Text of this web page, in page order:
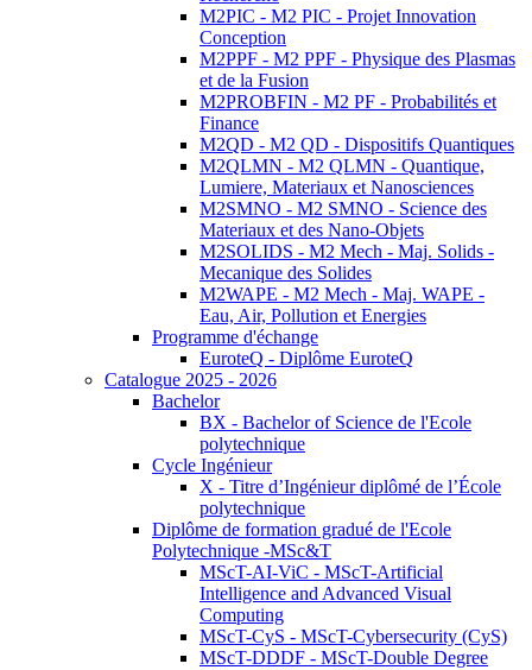
M2PIC - M2 PIC - Projet Innovation
Conception
M2PPF - M2 PPF - Physique des Plasmas
et de la Fusion
M2PROBFIN - M2 PF - Probabilités et
Finance
M2QD - M2 QD - Dispositifs Quantiques
M2QLMN - M2 QLMN - Quantique,
Lumiere, Materiaux et Nanosciences
M2SMNO - M2 SMNO - Science des
Materiaux et des Nano-Objets
M2SOLIDS - M2 Mech - Maj. Solids -
Mecanique des Solides
M2WAPE - M2 Mech - Maj. WAPE -
Eau, Air, Pollution et Energies
Programme d'échange
EuroteQ - Diplôme EuroteQ
Catalogue 2025 - 2026
Bachelor
BX - Bachelor of Science de l'Ecole
polytechnique
Cycle Ingénieur
X - Titre d’Ingénieur diplômé de l’École
polytechnique
Diplôme de formation gradué de l'Ecole
Polytechnique -MSc&T
MScT-AI-ViC - MScT-Artificial
Intelligence and Advanced Visual
Computing
MScT-CyS - MScT-Cybersecurity (CyS)
MScT-DDDF - MScT-Double Degree